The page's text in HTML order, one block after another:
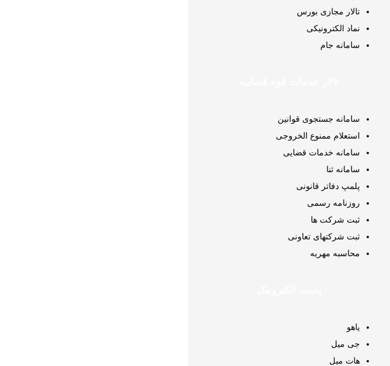
تالار مجازی بورس
نماد الکترونیکی
سامانه جام
سامانه جستجوی قوانین
استعلام ممنوع الخروجی
سامانه خدمات قضایی
سامانه ثنا
پلمپ دفاتر قانونی
روزنامه رسمی
ثبت شرکت ها
ثبت شرکتهای تعاونی
محاسبه مهريه
یاهو
جی میل
هات میل